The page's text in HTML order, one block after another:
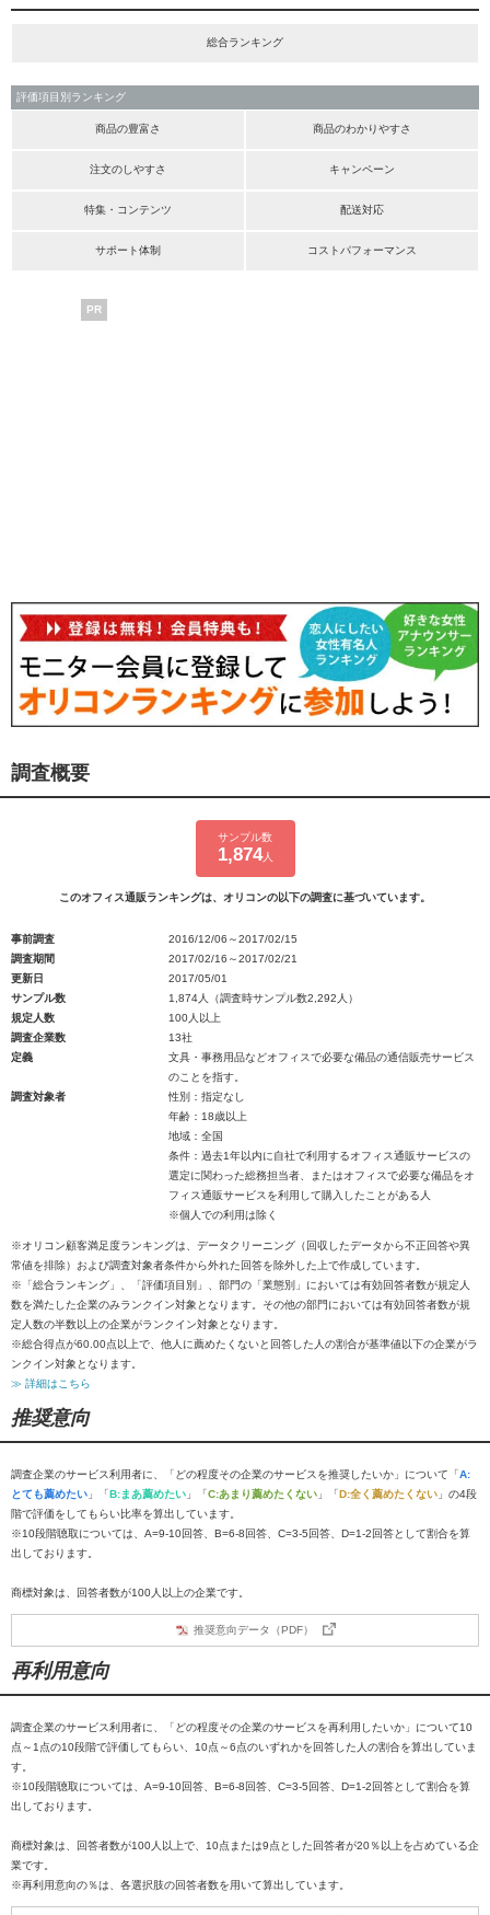
総合ランキング
評価項目別ランキング
商品の豊富さ 商品のわかりやすさ
注文のしやすさ キャンペーン
特集・コンテンツ 配送対応
サポート体制 コストパフォーマンス
PR
調査概要
サンプル数
1,874人
このオフィス通販ランキングは、オリコンの以下の調査に基づいています。
事前調査
2016/12/06～2017/02/15
調査期間
2017/02/16～2017/02/21
更新日
2017/05/01
サンプル数
1,874人（調査時サンプル数2,292人）
規定人数
100人以上
調査企業数
13社
定義
文具・事務用品などオフィスで必要な備品の通信販売サービス
のことを指す。
調査対象者
性別：指定なし
年齢：18歳以上
地域：全国
条件：過去1年以内に自社で利用するオフィス通販サービスの
選定に関わった総務担当者、またはオフィスで必要な備品をオ
フィス通販サービスを利用して購入したことがある人
※個人での利用は除く
※オリコン顧客満足度ランキングは、データクリーニング（回収したデータから不正回答や異
常値を排除）および調査対象者条件から外れた回答を除外した上で作成しています。
※「総合ランキング」、「評価項目別」、部門の「業態別」においては有効回答者数が規定人
数を満たした企業のみランクイン対象となります。その他の部門においては有効回答者数が規
定人数の半数以上の企業がランクイン対象となります。
※総合得点が60.00点以上で、他人に薦めたくないと回答した人の割合が基準値以下の企業がラ
ンクイン対象となります。
≫ 詳細はこちら
推奨意向
調査企業のサービス利用者に、「どの程度その企業のサービスを推奨したいか」について「A:
とても薦めたい 」「B:まあ薦めたい 」「C:あまり薦めたくない 」「D:全く薦めたくない 」の4段
階で評価をしてもらい比率を算出しています。
※10段階聴取については、A=9-10回答、B=6-8回答、C=3-5回答、D=1-2回答として割合を算
出しております。
商標対象は、回答者数が100人以上の企業です。
推奨意向データ（PDF）
再利用意向
調査企業のサービス利用者に、「どの程度その企業のサービスを再利用したいか」について10
点～1点の10段階で評価してもらい、10点～6点のいずれかを回答した人の割合を算出していま
す。
※10段階聴取については、A=9-10回答、B=6-8回答、C=3-5回答、D=1-2回答として割合を算
出しております。
商標対象は、回答者数が100人以上で、10点または9点とした回答者が20％以上を占めている企
業です。
※再利用意向の％は、各選択肢の回答者数を用いて算出しています。